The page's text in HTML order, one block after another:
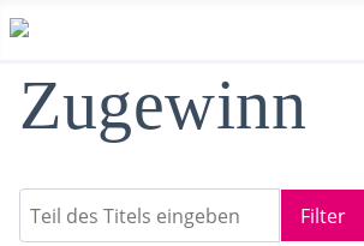
Zugewinn
Teil des Titels eingeben Filter